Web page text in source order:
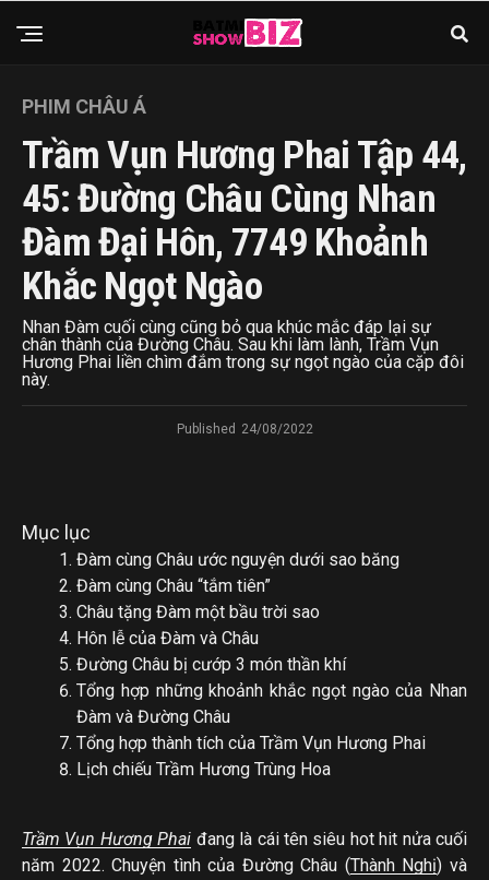
PHIM CHÂU Á
Trầm Vụn Hương Phai Tập 44,
45: Đường Châu Cùng Nhan
Đàm Đại Hôn, 7749 Khoảnh
Khắc Ngọt Ngào
Nhan Đàm cuối cùng cũng bỏ qua khúc mắc đáp lại sự
chân thành của Đường Châu. Sau khi làm lành, Trầm Vụn
Hương Phai liền chìm đắm trong sự ngọt ngào của cặp đôi
này.
Published 24/08/2022
Mục lục
Đàm cùng Châu ước nguyện dưới sao băng
Đàm cùng Châu “tắm tiên”
Châu tặng Đàm một bầu trời sao
Hôn lễ của Đàm và Châu
Đường Châu bị cướp 3 món thần khí
Tổng hợp những khoảnh khắc ngọt ngào của Nhan
Đàm và Đường Châu
Tổng hợp thành tích của Trầm Vụn Hương Phai
Lịch chiếu Trầm Hương Trùng Hoa
Trầm Vụn Hương Phai đang là cái tên siêu hot hit nửa cuối
năm 2022. Chuyện tình của Đường Châu (Thành Nghị) và